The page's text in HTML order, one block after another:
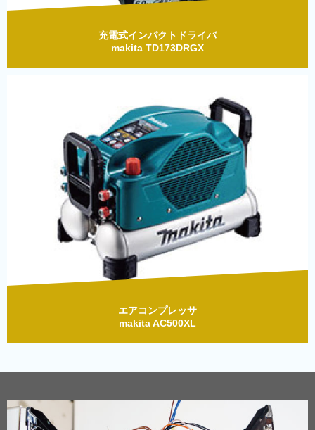
充電式インパクトドライバ
makita TD173DRGX
エアコンプレッサ
makita AC500XL